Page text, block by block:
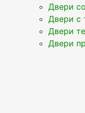
Двери
Двери с
Двери
Двери